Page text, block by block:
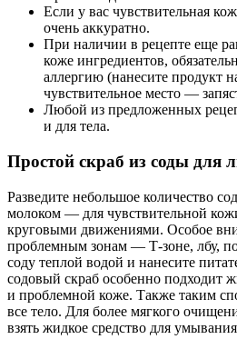
Если у вас чувствительная
очень аккуратно.
При наличии в рецепте еще
коже ингредиентов,
аллергию (нанесите продукт
чувствительное место —
Любой из предложенных
и для тела.
Простой скраб из соды для
Разведите небольшое количество
молоком — для чувствительной
круговыми движениями. Особое
проблемным зонам — Т-зоне, лбу,
соду теплой водой и нанесите
содовый скраб особенно подходит
и проблемной коже. Также таким
все тело. Для более мягкого
взять жидкое средство для